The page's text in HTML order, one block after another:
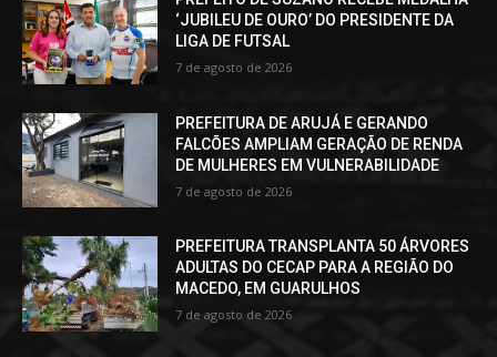
‘JUBILEU DE OURO’ DO PRESIDENTE DA
LIGA DE FUTSAL
7 de agosto de 2026
PREFEITURA DE ARUJÁ E GERANDO
FALCÕES AMPLIAM GERAÇÃO DE RENDA
DE MULHERES EM VULNERABILIDADE
7 de agosto de 2026
PREFEITURA TRANSPLANTA 50 ÁRVORES
ADULTAS DO CECAP PARA A REGIÃO DO
MACEDO, EM GUARULHOS
7 de agosto de 2026